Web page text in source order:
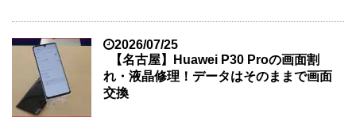
2026/07/25
【名古屋】Huawei P30 Proの画面割
れ・液晶修理！データはそのままで画面
交換